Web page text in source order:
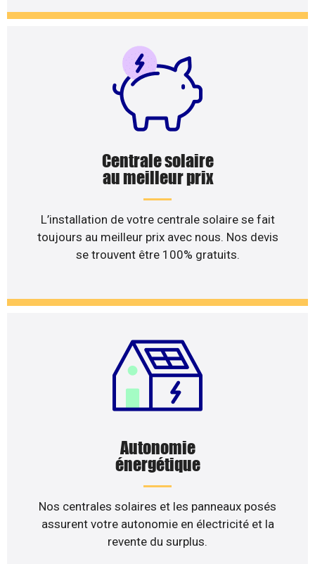
Centrale solaire
au meilleur prix
L’installation de votre centrale solaire se fait
toujours au meilleur prix avec nous. Nos devis
se trouvent être 100% gratuits.
Autonomie
énergétique
Nos centrales solaires et les panneaux posés
assurent votre autonomie en électricité et la
revente du surplus.